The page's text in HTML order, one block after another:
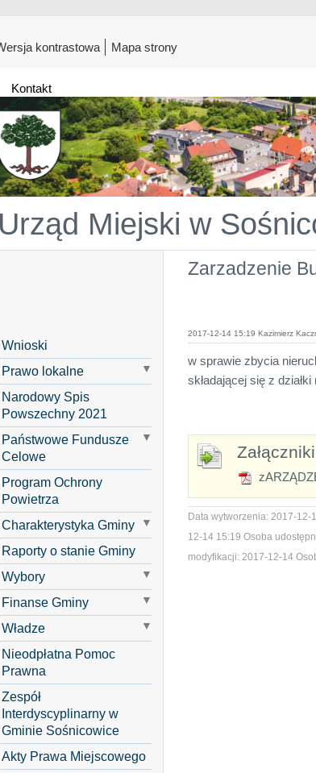
kontrastowa Mapa strony
Kontakt
Urząd Miejski w
Zarzadzenie
Wnioski
Prawo lokalne
Narodowy Spis
Powszechny 2021
Państwowe Fundusze
Celowe
Program Ochrony
Powietrza
Charakterystyka Gminy
Raporty o stanie Gminy
Wybory
Finanse Gminy
Władze
Nieodpłatna Pomoc
Prawna
Zespół
Interdyscyplinarny w
Gminie Sośnicowice
Akty Prawa Miejscowego
2017-12-14 15:19 Kazimierz
w sprawie zbycia
składającej się z
Data wytworzenia: 2017-12-
12-14 15:19 Osoba
modyfikacji: 2017-12-14